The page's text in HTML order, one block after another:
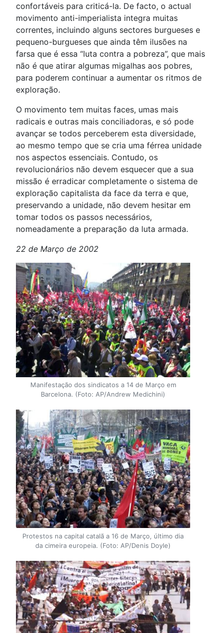
confortáveis para criticá-la. De facto, o actual
movimento anti-imperialista integra muitas
correntes, incluindo alguns sectores burgueses e
pequeno-burgueses que ainda têm ilusões na
farsa que é essa “luta contra a pobreza”, que mais
não é que atirar algumas migalhas aos pobres,
para poderem continuar a aumentar os ritmos de
exploração.
O movimento tem muitas faces, umas mais
radicais e outras mais conciliadoras, e só pode
avançar se todos perceberem esta diversidade,
ao mesmo tempo que se cria uma férrea unidade
nos aspectos essenciais. Contudo, os
revolucionários não devem esquecer que a sua
missão é erradicar completamente o sistema de
exploração capitalista da face da terra e que,
preservando a unidade, não devem hesitar em
tomar todos os passos necessários,
nomeadamente a preparação da luta armada.
22 de Março de 2002
Manifestação dos sindicatos a 14 de Março em
Barcelona. (Foto: AP/Andrew Medichini)
Protestos na capital catalã a 16 de Março, último dia
da cimeira europeia. (Foto: AP/Denis Doyle)